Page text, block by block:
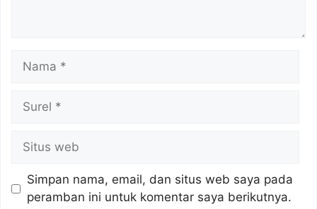
Nama
Surel
Situs
web
Simpan nama, email, dan situs web saya pada
peramban ini untuk komentar saya berikutnya.